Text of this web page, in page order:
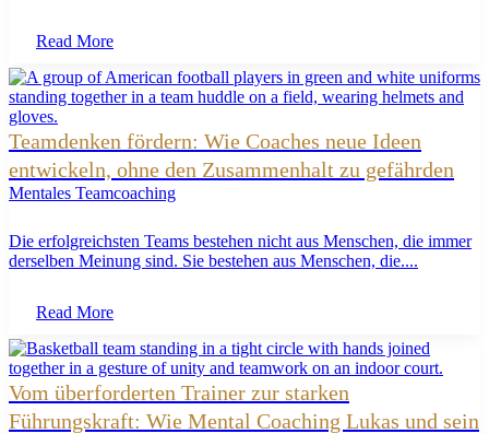
Read More
Teamdenken fördern: Wie Coaches neue Ideen
entwickeln, ohne den Zusammenhalt zu gefährden
Mentales Teamcoaching
Die erfolgreichsten Teams bestehen nicht aus Menschen, die immer
derselben Meinung sind. Sie bestehen aus Menschen, die....
Read More
Vom überforderten Trainer zur starken
Führungskraft: Wie Mental Coaching Lukas und sein